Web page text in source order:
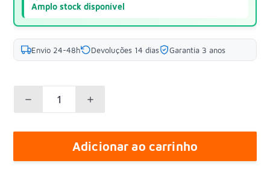
Amplo stock disponível
Envio 24-48h Devoluções 14 dias Garantia 3 anos
Adicionar ao carrinho